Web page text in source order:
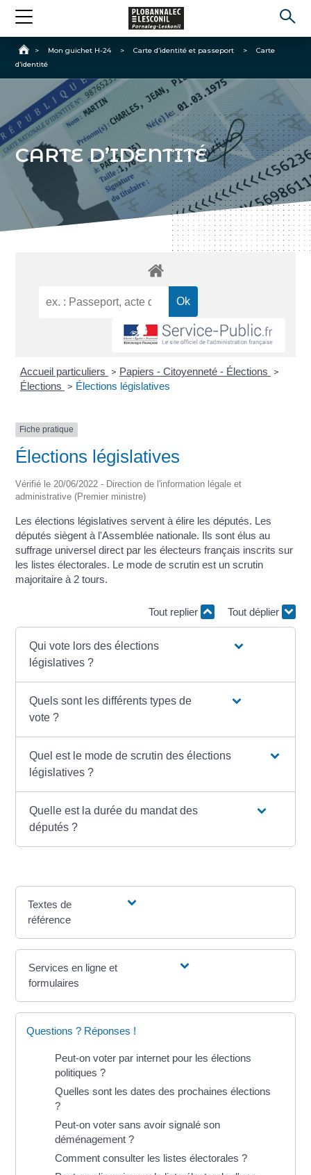
Accueil
> Mon guichet H-24 > Carte d’identité et passeport >
Carte
d’identité
CARTE D’IDENTITÉ
Accueil particuliers > Papiers - Citoyenneté - Élections >
Élections > Élections législatives
Fiche pratique
Élections législatives
Vérifié le 20/06/2022 - Direction de l'information légale et
administrative (Premier ministre)
Les élections législatives servent à élire les députés. Les
députés siègent à l'Assemblée nationale. Ils sont élus au
suffrage universel direct par les électeurs français inscrits sur
les listes électorales. Le mode de scrutin est un scrutin
majoritaire à 2 tours.
Tout replier Tout déplier
Qui vote lors des élections
législatives ?
Quels sont les différents types de
vote ?
Quel est le mode de scrutin des élections
législatives ?
Quelle est la durée du mandat des
députés ?
Textes de
référence
Services en ligne et
formulaires
Questions ? Réponses !
Peut-on voter par internet pour les élections
politiques ?
Quelles sont les dates des prochaines élections
?
Peut-on voter sans avoir signalé son
déménagement ?
Comment consulter les listes électorales ?